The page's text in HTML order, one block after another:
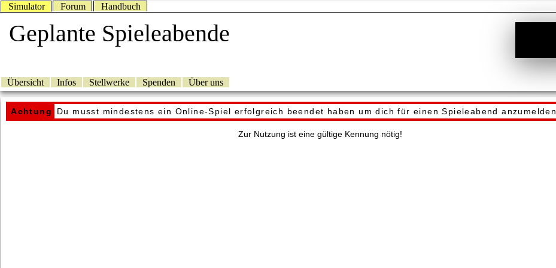
Simulator Forum Handbuch
Geplante Spieleabende
Übersicht Infos Stellwerke Spenden Über uns
Achtung Du musst mindestens ein Online-Spiel erfolgreich beendet haben um dich für einen Spieleabend anzumelden.
Zur Nutzung ist eine gültige Kennung nötig!